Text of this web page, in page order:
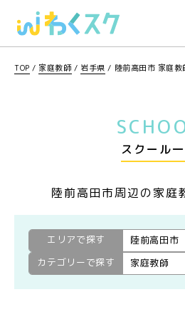
TOP / 家庭教師 / 岩手県 / 陸前高田市 家庭教
スクール
陸前高田市周辺の家庭
エリアで探す 陸前高田市
カテゴリーで探す
家庭教師